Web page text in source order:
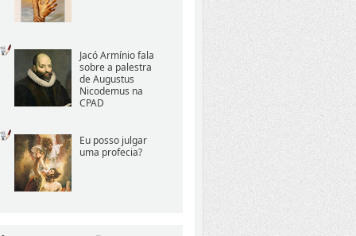
Jacó Armínio fala
sobre a palestra
de Augustus
Nicodemus na
CPAD
Eu posso julgar
uma profecia?